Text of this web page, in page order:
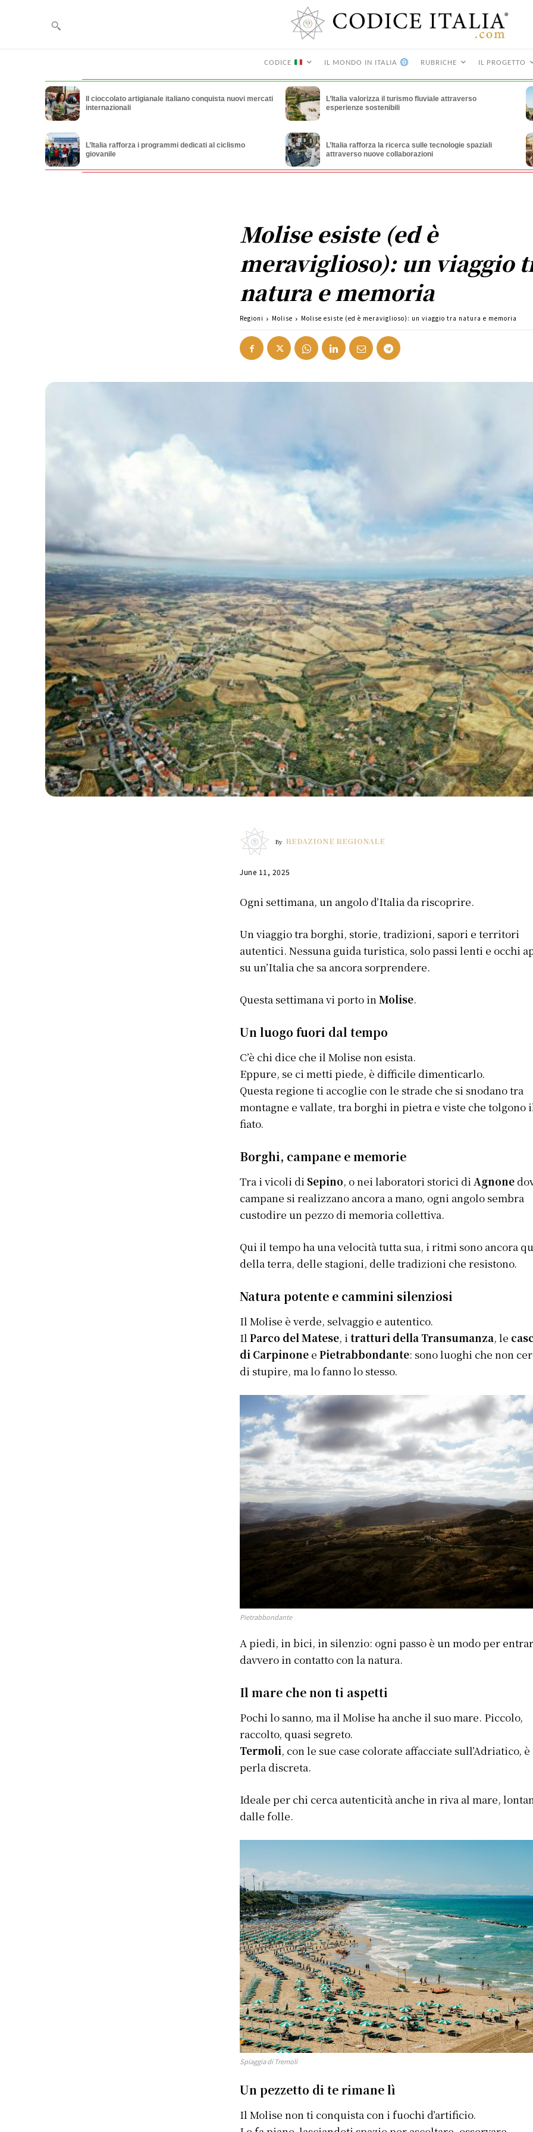
CODICE IL MONDO IN ITALIA RUBRICHE IL PROGETTO
Il cioccolato artigianale italiano conquista nuovi mercati
internazionali
L’Italia valorizza il turismo fluviale attraverso
esperienze sostenibili
L’Italia rafforza i programmi dedicati al ciclismo
giovanile
L’Italia rafforza la ricerca sulle tecnologie spaziali
attraverso nuove collaborazioni
Molise esiste (ed è
meraviglioso): un viaggio
natura e memoria
Regioni Molise Molise esiste (ed è meraviglioso): un viaggio tra natura e memoria
By REDAZIONE REGIONALE
June 11, 2025
Ogni settimana, un angolo d’Italia da riscoprire.
Un viaggio tra borghi, storie, tradizioni, sapori e territori
autentici. Nessuna guida turistica, solo passi lenti e occhi
su un’Italia che sa ancora sorprendere.
Questa settimana vi porto inMolise.
Un luogo fuori dal tempo
C’è chi dice che il Molise non esista.
Eppure, se ci metti piede, è difficile dimenticarlo.
Questa regione ti accoglie con le strade che si snodano tra
montagne e vallate, tra borghi in pietra e viste che tolgono
fiato.
Borghi, campane e memorie
Tra i vicoli di Sepino, o nei laboratori storici diAgnone
campane si realizzano ancora a mano, ogni angolo sembra
custodire un pezzo di memoria collettiva.
Qui il tempo ha una velocità tutta sua, i ritmi sono ancora
della terra, delle stagioni, delle tradizioni che resistono.
Natura potente e cammini silenziosi
Il Molise è verde, selvaggio e autentico.
IlParco del Matese, itratturi della Transumanza, le
di Carpinone ePietrabbondante: sono luoghi che non
di stupire, ma lo fanno lo stesso.
Pietrabbondante
A piedi, in bici, in silenzio: ogni passo è un modo per
davvero in contatto con la natura.
Il mare che non ti aspetti
Pochi lo sanno, ma il Molise ha anche il suo mare. Piccolo,
raccolto, quasi segreto.
Termoli, con le sue case colorate affacciate sull’Adriatico, è
perla discreta.
Ideale per chi cerca autenticità anche in riva al mare,
dalle folle.
Spiaggia di Tremoli
Un pezzetto di te rimane lì
Il Molise non ti conquista con i fuochi d’artificio.